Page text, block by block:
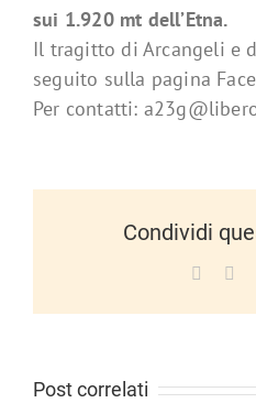
sui 1.920 mt dell’Etna.
Il tragitto di Arcangeli e
seguito sulla pagina
Per contatti:
Condividi
Post correlati